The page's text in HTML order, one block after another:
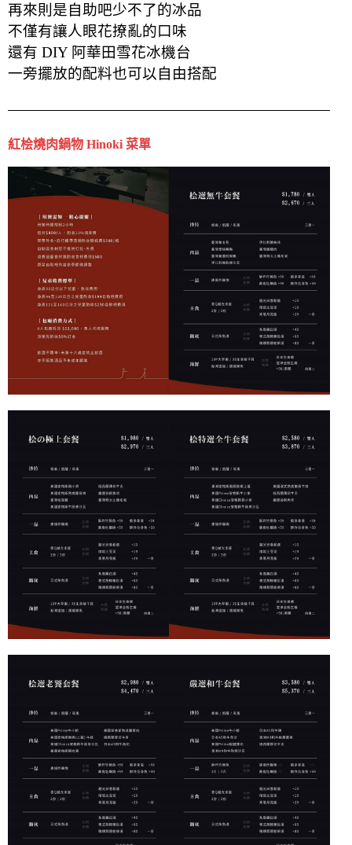
再來則是自助吧少不了的冰品
不僅有讓人眼花撩亂的口味
還有 DIY 阿華田雪花冰機台
一旁擺放的配料也可以自由搭配
紅桧燒肉鍋物 Hinoki 菜單